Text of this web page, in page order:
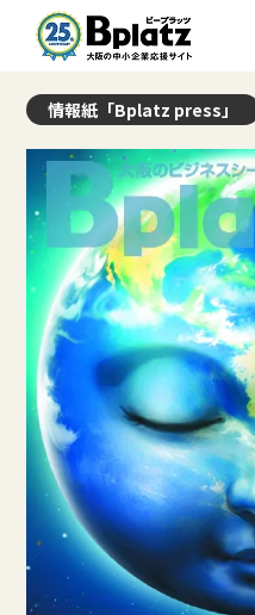
情報紙「Bplatz press」